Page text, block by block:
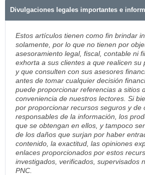
Divulgaciones legales importantes e
Estos artículos tienen como fin brindar
solamente, por lo que no tienen por
asesoramiento legal, fiscal, contable ni
exhorta a sus clientes a que realicen su
y que consulten con sus asesores
antes de tomar cualquier decisión
puede proporcionar referencias a sitios
conveniencia de nuestros lectores. Si
por proporcionar recursos seguros y de
responsables de la información, los
que se obtengan en ellos, y tampoco
de los daños que surjan por haber
contenido, la exactitud, las opiniones
enlaces proporcionados por estos
investigados, verificados, supervisados
PNC.